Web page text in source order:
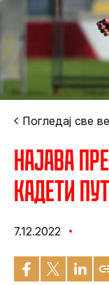
Погледај све
Најава
кадети
7.12.2022